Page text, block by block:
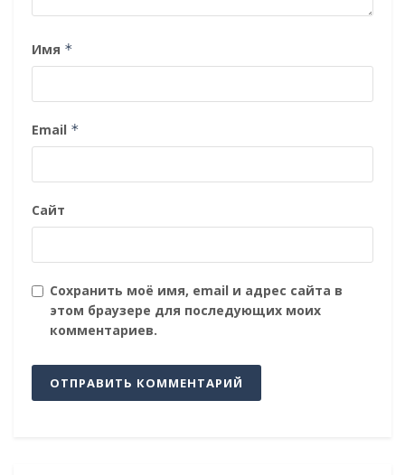
Имя *
Email *
Сайт
Сохранить моё имя, email и адрес сайта в
этом браузере для последующих моих
комментариев.